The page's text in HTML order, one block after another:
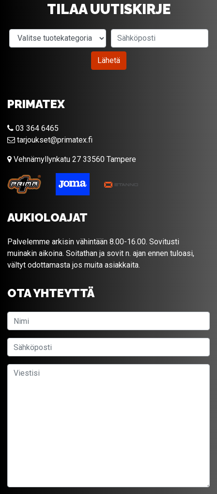
TILAA UUTISKIRJE
Valitse tuotekategoria
Lähetä
PRIMATEX
03 364 6465
tarjoukset@primatex.fi
Vehnämyllynkatu 27 33560 Tampere
AUKIOLOAJAT
Palvelemme arkisin vähintään 8.00-16.00. Sovitusti
muinakin aikoina. Soitathan ja sovit n. ajan ennen tuloasi,
vältyt odottamasta jos muita asiakkaita.
OTA YHTEYTTÄ